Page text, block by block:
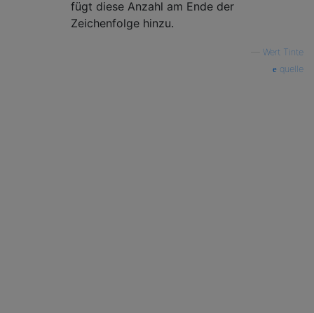
fügt diese Anzahl am Ende der
Zeichenfolge hinzu.
Wert Tinte
quelle